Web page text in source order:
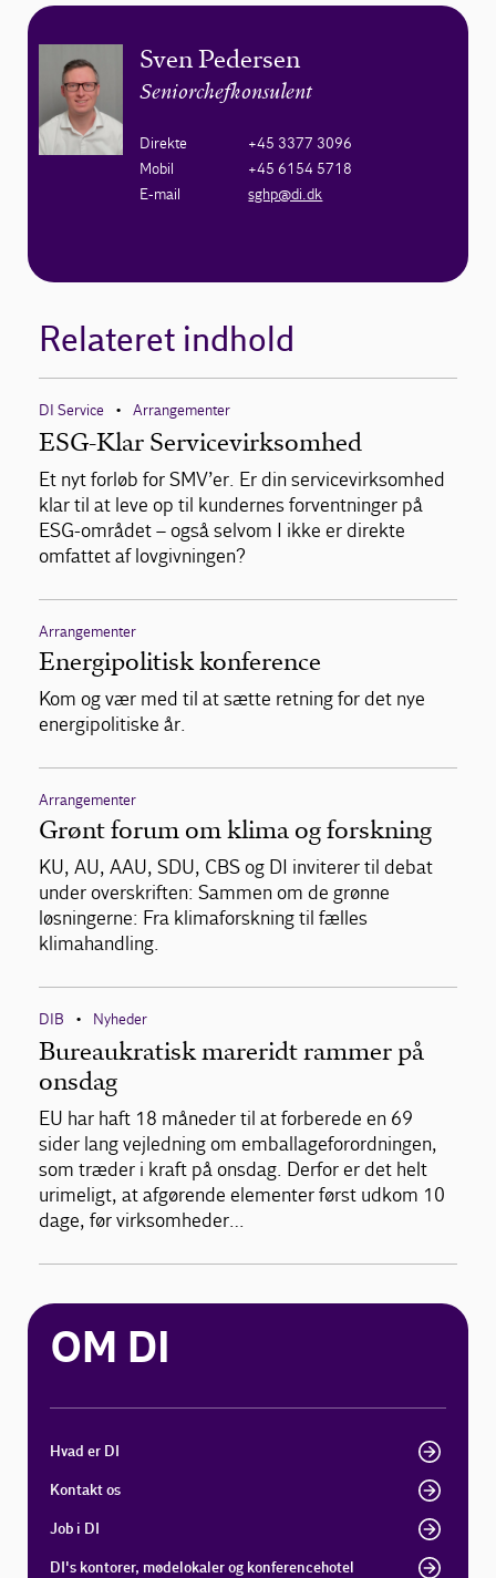
Sven Pedersen
Seniorchefkonsulent
Direkte
+45 3377 3096
Mobil
+45 6154 5718
E-mail
sghp@di.dk
Relateret indhold
DI Service • Arrangementer
ESG-Klar Servicevirksomhed
Et nyt forløb for SMV’er. Er din servicevirksomhed
klar til at leve op til kundernes forventninger på
ESG-området – også selvom I ikke er direkte
omfattet af lovgivningen?
Arrangementer
Energipolitisk konference
Kom og vær med til at sætte retning for det nye
energipolitiske år.
Arrangementer
Grønt forum om klima og forskning
KU, AU, AAU, SDU, CBS og DI inviterer til debat
under overskriften: Sammen om de grønne
løsningerne: Fra klimaforskning til fælles
klimahandling.
DIB • Nyheder
Bureaukratisk mareridt rammer på
onsdag
EU har haft 18 måneder til at forberede en 69
sider lang vejledning om emballageforordningen,
som træder i kraft på onsdag. Derfor er det helt
urimeligt, at afgørende elementer først udkom 10
dage, før virksomheder…
OM DI
Hvad er DI
Kontakt os
Job i DI
DI's kontorer, mødelokaler og konferencehotel